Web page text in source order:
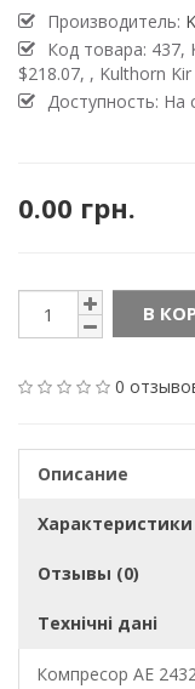
Производитель:
Код товара: 437,
$218.07, , Kulthorn Kir
Доступность: На
0.00 грн.
В
0
Описание
Характеристики
Отзывы (0)
Технічні дані
Компресор AE